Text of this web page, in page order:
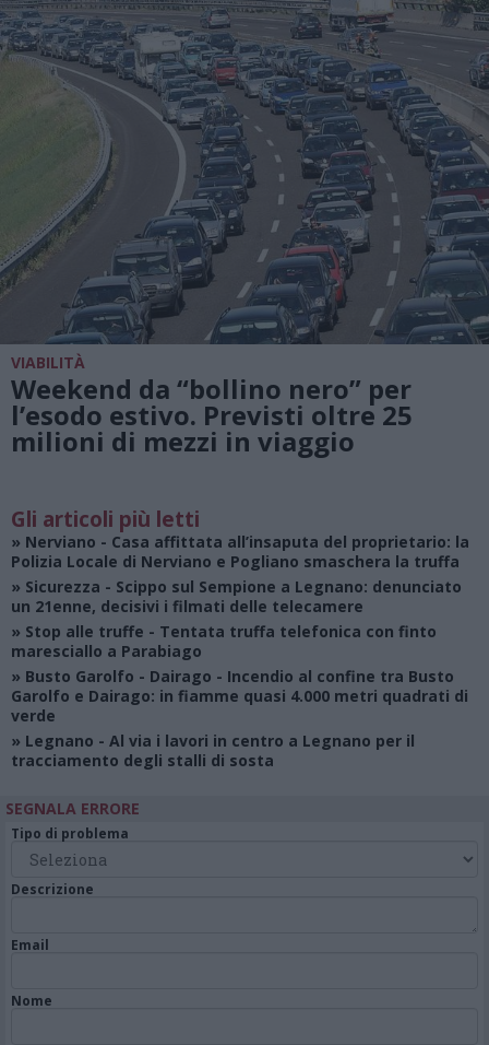
VIABILITÀ
Weekend da “bollino nero” per
l’esodo estivo. Previsti oltre 25
milioni di mezzi in viaggio
Gli articoli più letti
» Nerviano - Casa affittata all’insaputa del proprietario: la
Polizia Locale di Nerviano e Pogliano smaschera la truffa
» Sicurezza - Scippo sul Sempione a Legnano: denunciato
un 21enne, decisivi i filmati delle telecamere
» Stop alle truffe - Tentata truffa telefonica con finto
maresciallo a Parabiago
» Busto Garolfo - Dairago - Incendio al confine tra Busto
Garolfo e Dairago: in fiamme quasi 4.000 metri quadrati di
verde
» Legnano - Al via i lavori in centro a Legnano per il
tracciamento degli stalli di sosta
SEGNALA ERRORE
Tipo di problema
Descrizione
Email
Nome